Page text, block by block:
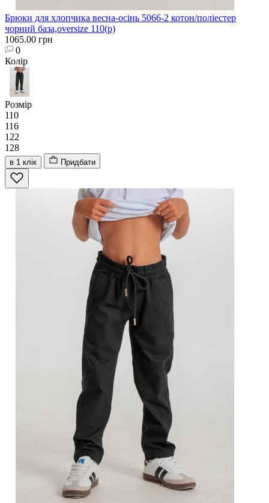
Брюки для хлопчика весна-осінь 5066-2 котон/поліестер
чорний база,oversize 110(р)
1065.00 грн
0
Колір
Розмір
110
116
122
128
в 1 клік Придбати